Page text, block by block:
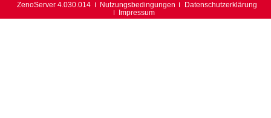
ZenoServer 4.030.014 Nutzungsbedingungen
Datenschutzerklärung
Impressum